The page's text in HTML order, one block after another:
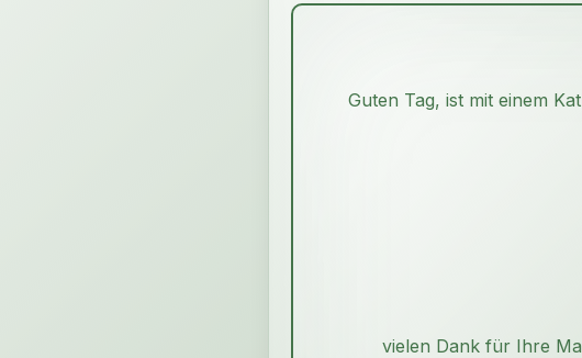
Guten Tag, ist mit einem
vielen Dank für Ihre